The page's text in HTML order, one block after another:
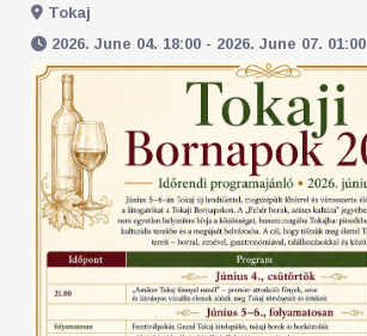
Tokaj
2026. June 04. 18:00 - 2026. June 07. 01:00